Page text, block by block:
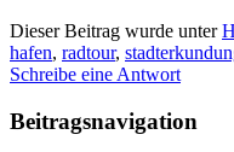
Dieser Beitrag wurde unter
hafen, radtour,
Schreibe eine Antwort
Beitragsnavigation